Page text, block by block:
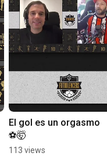
El gol es un orgasmo
⚽️🤯
113 views